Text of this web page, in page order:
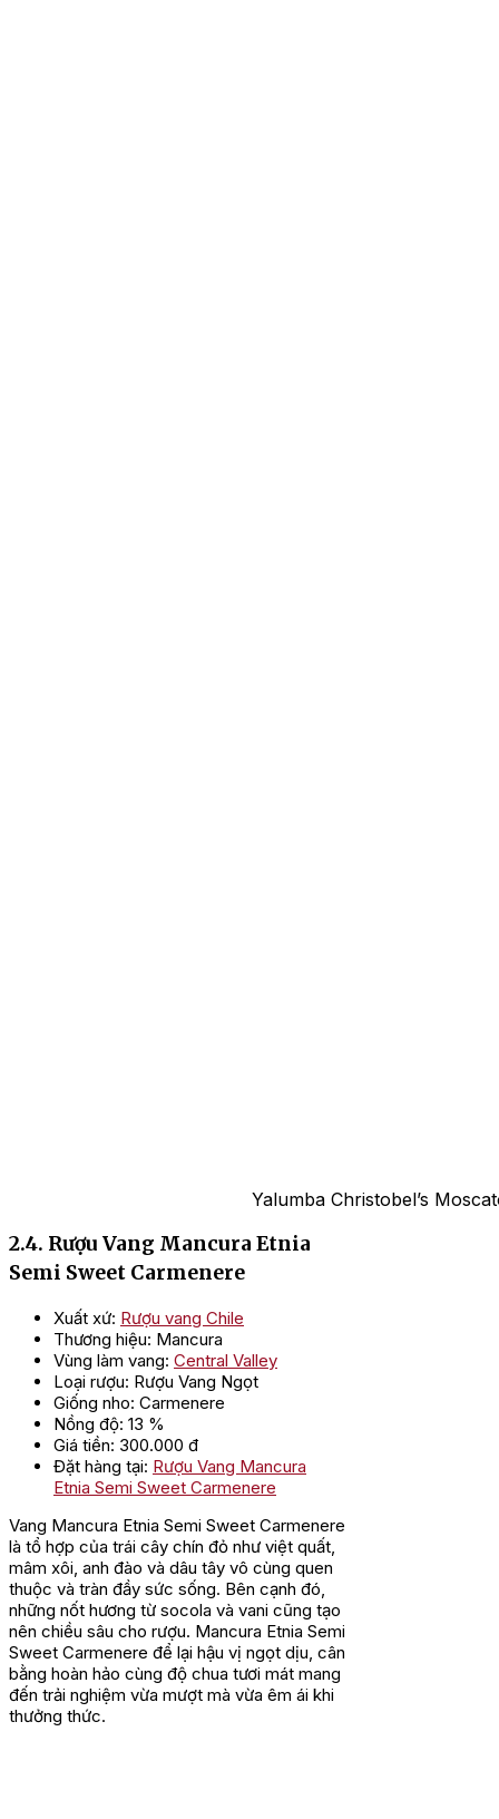
Yalumba Christobel’s
2.4. Rượu Vang Mancura Etnia
Semi Sweet Carmenere
Xuất xứ: Rượu vang Chile
Thương hiệu: Mancura
Vùng làm vang: Central Valley
Loại rượu: Rượu Vang Ngọt
Giống nho: Carmenere
Nồng độ: 13 %
Giá tiền: 300.000 đ
Đặt hàng tại: Rượu Vang Mancura
Etnia Semi Sweet Carmenere
Vang Mancura Etnia Semi Sweet Carmenere
là tổ hợp của trái cây chín đỏ như việt quất,
mâm xôi, anh đào và dâu tây vô cùng quen
thuộc và tràn đầy sức sống. Bên cạnh đó,
những nốt hương từ socola và vani cũng tạo
nên chiều sâu cho rượu. Mancura Etnia Semi
Sweet Carmenere để lại hậu vị ngọt dịu, cân
bằng hoàn hảo cùng độ chua tươi mát mang
đến trải nghiệm vừa mượt mà vừa êm ái khi
thưởng thức.